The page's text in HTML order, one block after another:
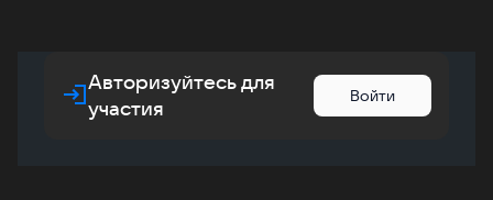
Авторизуйтесь для
участия
Войти